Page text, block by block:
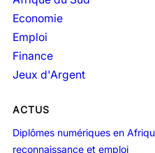
Economie
Emploi
Finance
Jeux d'Argent
ACTUS
Diplômes numériques en
reconnaissance et emploi